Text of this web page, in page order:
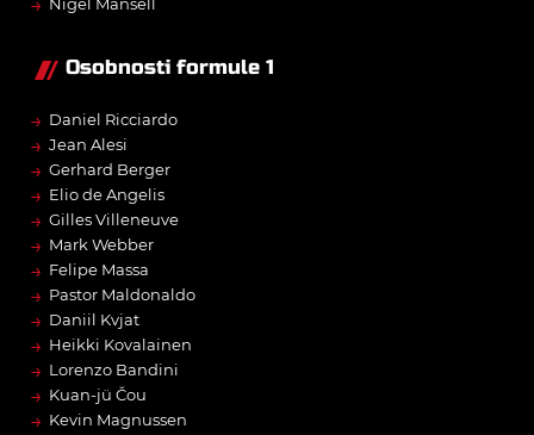
Osobnosti formule 1
→ Daniel Ricciardo
→ Jean Alesi
→ Gerhard Berger
→ Elio de Angelis
→ Gilles Villeneuve
→ Mark Webber
→ Felipe Massa
→ Pastor Maldonaldo
→ Daniil Kvjat
→ Heikki Kovalainen
→ Lorenzo Bandini
→ Kuan-jü Čou
→ Kevin Magnussen